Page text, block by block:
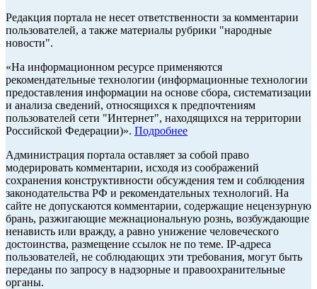
Редакция портала не несет ответственности за комментарии
пользователей, а также материалы рубрики "народные
новости".
«На информационном ресурсе применяются
рекомендательные технологии (информационные технологии
предоставления информации на основе сбора, систематизации
и анализа сведений, относящихся к предпочтениям
пользователей сети "Интернет", находящихся на территории
Российской Федерации)». Подробнее
Администрация портала оставляет за собой право
модерировать комментарии, исходя из соображений
сохранения конструктивности обсуждения тем и соблюдения
законодательства РФ и рекомендательных технологий. На
сайте не допускаются комментарии, содержащие нецензурную
брань, разжигающие межнациональную рознь, возбуждающие
ненависть или вражду, а равно унижение человеческого
достоинства, размещение ссылок не по теме. IP-адреса
пользователей, не соблюдающих эти требования, могут быть
переданы по запросу в надзорные и правоохранительные
органы.